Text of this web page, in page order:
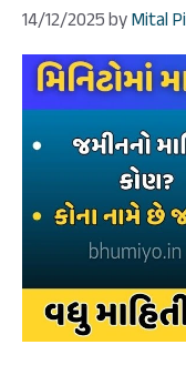
14/12/2025byMital